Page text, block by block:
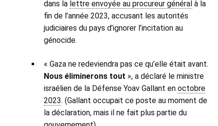
dans la lettre envoyée au procureur général à la
fin de l’année 2023, accusant les autorités
judiciaires du pays d’ignorer l’incitation au
génocide.
« Gaza ne redeviendra pas ce qu’elle était avant.
Nous éliminerons tout », a déclaré le ministre
israélien de la Défense Yoav Gallant en octobre
2023. (Gallant occupait ce poste au moment de
la déclaration, mais il ne fait plus partie du